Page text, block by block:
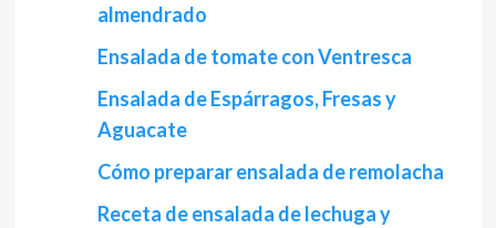
almendrado
Ensalada de tomate con Ventresca
Ensalada de Espárragos, Fresas y
Aguacate
Cómo preparar ensalada de remolacha
Receta de ensalada de lechuga y